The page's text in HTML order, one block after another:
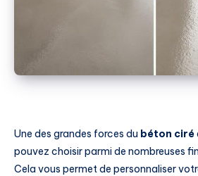
Une des grandes forces du béton ciré
pouvez choisir parmi de nombreuses
Cela vous permet de personnaliser